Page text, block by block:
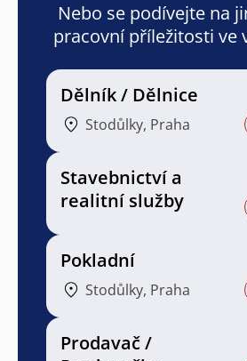
Nebo se podívejte na
pracovní příležitosti ve
Dělník / Dělnice
Stodůlky, Praha
Stavebnictví a
realitní služby
Pokladní
Stodůlky, Praha
Prodavač /